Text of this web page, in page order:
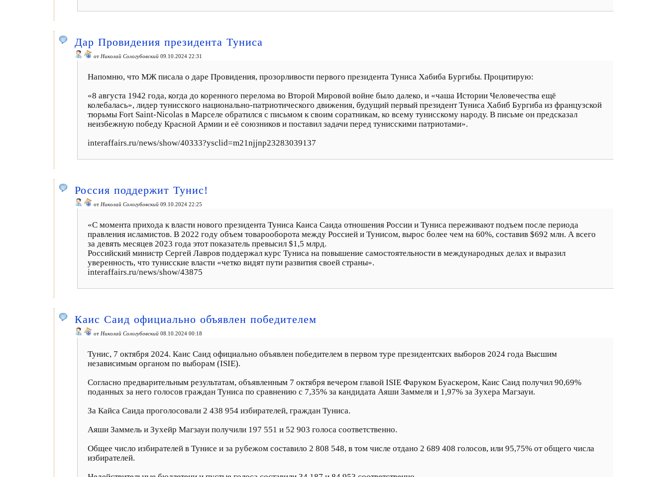
Дар Провидения президента Туниса
от Николай Сологубовский 09.10.2024 22:31
Напомню, что МЖ писала о даре Провидения, прозорливости первого президента Туниса Хабиба Бургибы. Процитирую:
«8 августа 1942 года, когда до коренного перелома во Второй Мировой войне было далеко, и «чаша Истории Человечества ещё
колебалась», лидер тунисского национально-патриотического движения, будущий первый президент Туниса Хабиб Бургиба из французской
тюрьмы Fort Saint-Nicolas в Марселе обратился с письмом к своим соратникам, ко всему тунисскому народу. В письме он предсказал
неизбежную победу Красной Армии и её союзников и поставил задачи перед тунисскими патриотами».
interaffairs.ru/news/show/40333?ysclid=m21njjnp23283039137
Россия поддержит Тунис!
от Николай Сологубовский 09.10.2024 22:25
«С момента прихода к власти нового президента Туниса Каиса Саида отношения России и Туниса переживают подъем после периода
правления исламистов. В 2022 году объем товарооборота между Россией и Тунисом, вырос более чем на 60%, составив $692 млн. А всего
за девять месяцев 2023 года этот показатель превысил $1,5 млрд.
Российский министр Сергей Лавров поддержал курс Туниса на повышение самостоятельности в международных делах и выразил
уверенность, что тунисские власти «четко видят пути развития своей страны».
interaffairs.ru/news/show/43875
Каис Саид официально объявлен победителем
от Николай Сологубовский 08.10.2024 00:18
Тунис, 7 октября 2024. Каис Саид официально объявлен победителем в первом туре президентских выборов 2024 года Высшим
независимым органом по выборам (ISIE).
Согласно предварительным результатам, объявленным 7 октября вечером главой ISIE Фаруком Буаскером, Каис Саид получил 90,69%
поданных за него голосов граждан Туниса по сравнению с 7,35% за кандидата Аяши Заммеля и 1,97% за Зухера Магзауи.
За Кайса Саида проголосовали 2 438 954 избирателей, граждан Туниса.
Аяши Заммель и Зухейр Магзауи получили 197 551 и 52 903 голоса соответственно.
Общее число избирателей в Тунисе и за рубежом составило 2 808 548, в том числе отдано 2 689 408 голосов, или 95,75% от общего числа
избирателей.